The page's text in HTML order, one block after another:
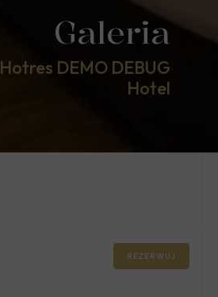
Galeria
Hotres DEMO DEBUG
Hotel
REZERWUJ